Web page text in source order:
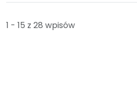
1 - 15 z 28 wpisów